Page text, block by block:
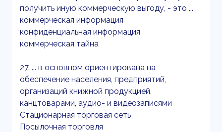
получить иную коммерческую выгоду, - это ...
коммерческая информация
конфиденциальная информация
коммерческая тайна
27. ... в основном ориентирована на
обеспечение населения, предприятий,
организаций книжной продукцией,
канцтоварами, аудио- и видеозаписями
Стационарная торговая сеть
Посылочная торговля